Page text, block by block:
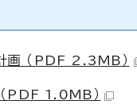
画 （PDF 2.3MB）
PDF 1.0MB）